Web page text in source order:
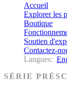
Accueil
Explorer les
Boutique
Soutien
Contactez-
Langues:
SÉRIE